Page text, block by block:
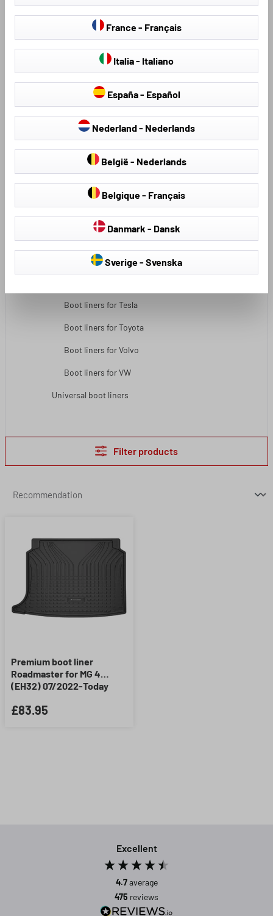
Boot liners for MG 4
Boot liners for Mini
Boot liners for Nissan
Boot liners for Opel
Boot liners for Porsche
Boot liners for Renault
Boot liners for Seat
Boot liners for Subaru
Boot liners for Tesla
Boot liners for Toyota
Boot liners for Volvo
Boot liners for VW
Universal boot liners
Filter products
Premium boot liner
Roadmaster for MG 4
(EH32) 07/2022-Today
£83.95
Excellent
4.7average
475 reviews
France - Français
Italia - Italiano
España - Español
Nederland - Nederlands
België - Nederlands
Belgique - Français
Danmark - Dansk
Sverige - Svenska